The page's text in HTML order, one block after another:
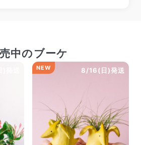
中のブーケ
8/16(日)発送
NEW